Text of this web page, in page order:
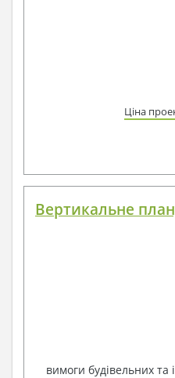
Ціна
Вертикальне
вимоги будівельних